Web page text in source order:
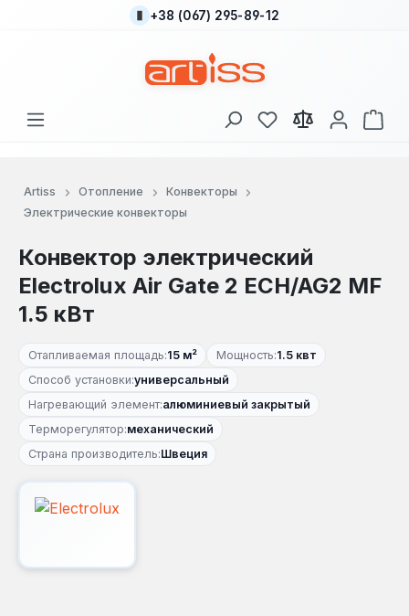
Перейти к основному содержанию
+38 (067) 295-89-12
У вас есть товары
В
Artiss Отопление
Конвекторы
Электрические конвекторы
Конвектор электрический
Electrolux Air Gate 2 ECH/AG2 MF
1.5 кВт
Отапливаемая площадь:15 м² Мощность:1.5 квт
Способ установки:универсальный
Нагревающий элемент:алюминиевый закрытый
Терморегулятор:механический
Страна производитель:Швеция